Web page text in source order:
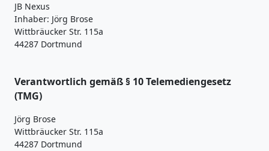
JB Nexus
Inhaber: Jörg Brose
Wittbräucker Str. 115a
44287 Dortmund
Verantwortlich gemäß § 10 Telemediengesetz
(TMG)
Jörg Brose
Wittbräucker Str. 115a
44287 Dortmund